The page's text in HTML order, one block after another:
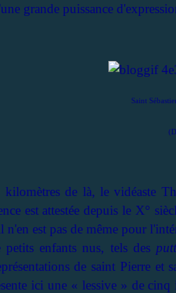
grande puissance
Saint
kilomètres de là, le vidéaste
est attestée depuis le X°
n'en est pas de même pour
petits enfants nus, tels des
de saint Pierre
ici une « lessive » de